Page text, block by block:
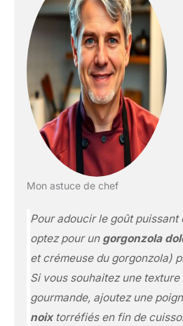
Mon astuce de chef
Pour adoucir le goût puissant
optez pour un gorgonzola
et crémeuse du gorgonzola)
Si vous souhaitez une
gourmande, ajoutez une
noixtorréfiés en fin de